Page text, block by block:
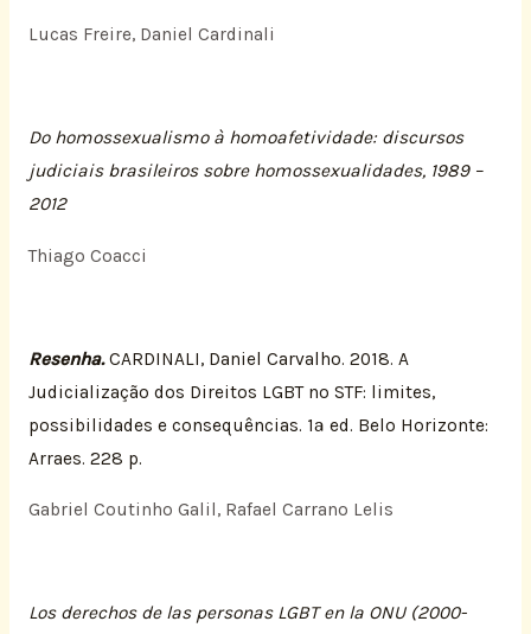
Lucas Freire, Daniel Cardinali
Do homossexualismo à homoafetividade: discursos
judiciais brasileiros sobre homossexualidades, 1989 –
2012
Thiago Coacci
Resenha.CARDINALI, Daniel Carvalho. 2018. A
Judicialização dos Direitos LGBT no STF: limites,
possibilidades e consequências. 1ª ed. Belo Horizonte:
Arraes. 228 p.
Gabriel Coutinho Galil, Rafael Carrano Lelis
Los derechos de las personas LGBT en la ONU (2000-